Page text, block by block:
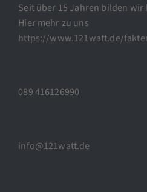
Seit über 15 Jahren bilden wir
Hier mehr zu uns
https://www.121watt.de/
089 416126990
info@121watt.de